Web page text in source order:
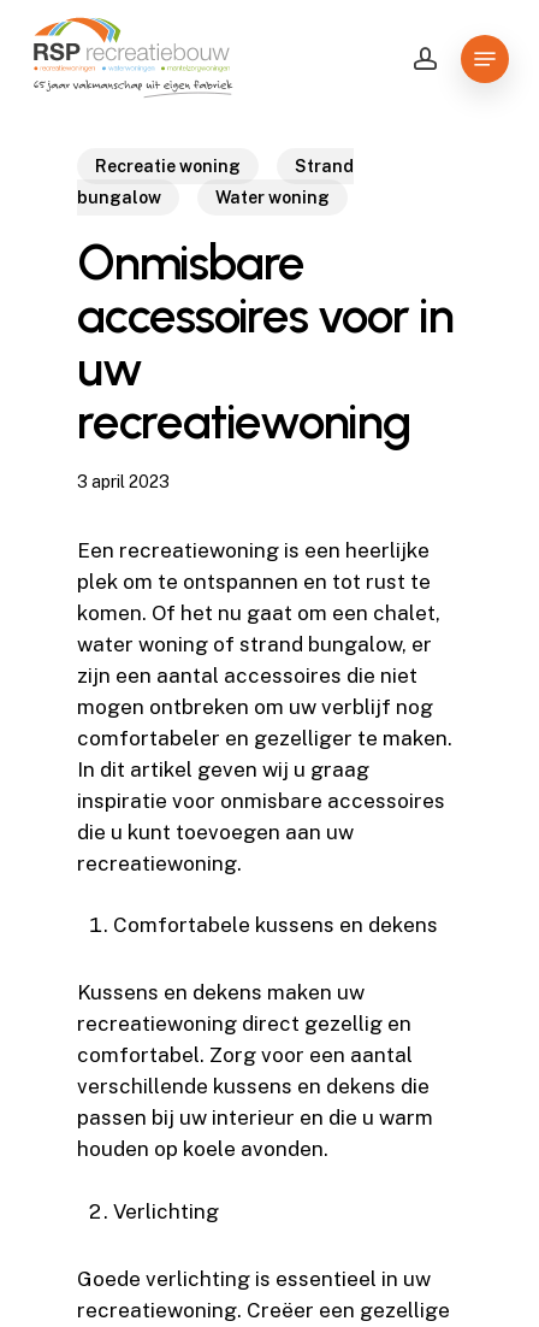
main
account
Menu
Recreatie woning
Strand
bungalow
Water woning
Onmisbare
accessoires voor in
uw
recreatiewoning
3 april 2023
Een recreatiewoning is een heerlijke
plek om te ontspannen en tot rust te
komen. Of het nu gaat om een chalet,
water woning of strand bungalow, er
zijn een aantal accessoires die niet
mogen ontbreken om uw verblijf nog
comfortabeler en gezelliger te maken.
In dit artikel geven wij u graag
inspiratie voor onmisbare accessoires
die u kunt toevoegen aan uw
recreatiewoning.
Comfortabele kussens en dekens
Kussens en dekens maken uw
recreatiewoning direct gezellig en
comfortabel. Zorg voor een aantal
verschillende kussens en dekens die
passen bij uw interieur en die u warm
houden op koele avonden.
Verlichting
Goede verlichting is essentieel in uw
recreatiewoning. Creëer een gezellige
Close